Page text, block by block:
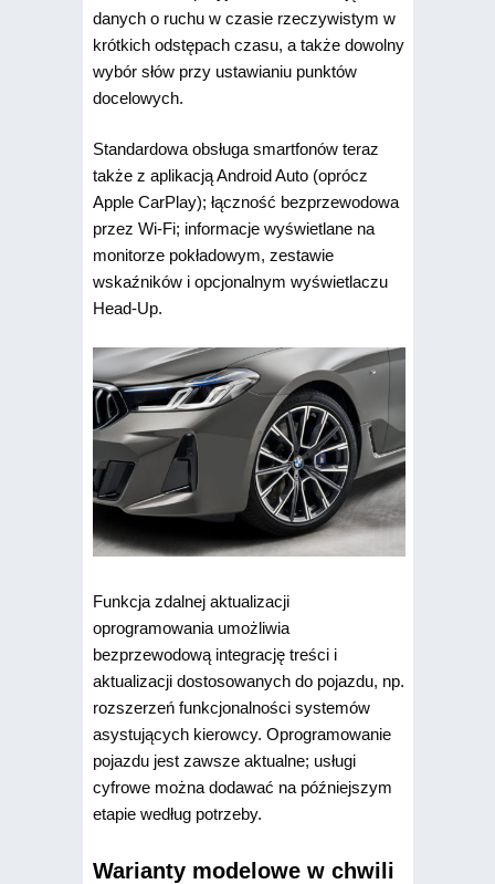
danych o ruchu w czasie rzeczywistym w
krótkich odstępach czasu, a także dowolny
wybór słów przy ustawianiu punktów
docelowych.
Standardowa obsługa smartfonów teraz
także z aplikacją Android Auto (oprócz
Apple CarPlay); łączność bezprzewodowa
przez Wi-Fi; informacje wyświetlane na
monitorze pokładowym, zestawie
wskaźników i opcjonalnym wyświetlaczu
Head-Up.
Funkcja zdalnej aktualizacji
oprogramowania umożliwia
bezprzewodową integrację treści i
aktualizacji dostosowanych do pojazdu, np.
rozszerzeń funkcjonalności systemów
asystujących kierowcy. Oprogramowanie
pojazdu jest zawsze aktualne; usługi
cyfrowe można dodawać na późniejszym
etapie według potrzeby.
Warianty modelowe w chwili